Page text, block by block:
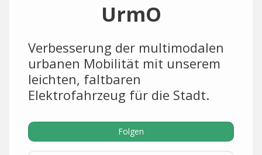
UrmO
Verbesserung der multimodalen
urbanen Mobilität mit unserem
leichten, faltbaren
Elektrofahrzeug für die Stadt.
Folgen